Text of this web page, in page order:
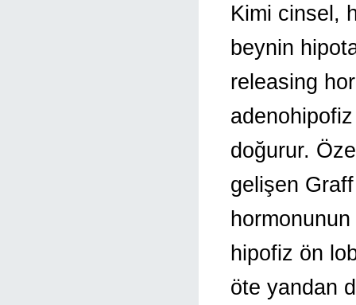
Kimi cinsel,
beynin
releasing
adenohipofiz
doğurur.
gelişen
hipofiz ön
öte yandan